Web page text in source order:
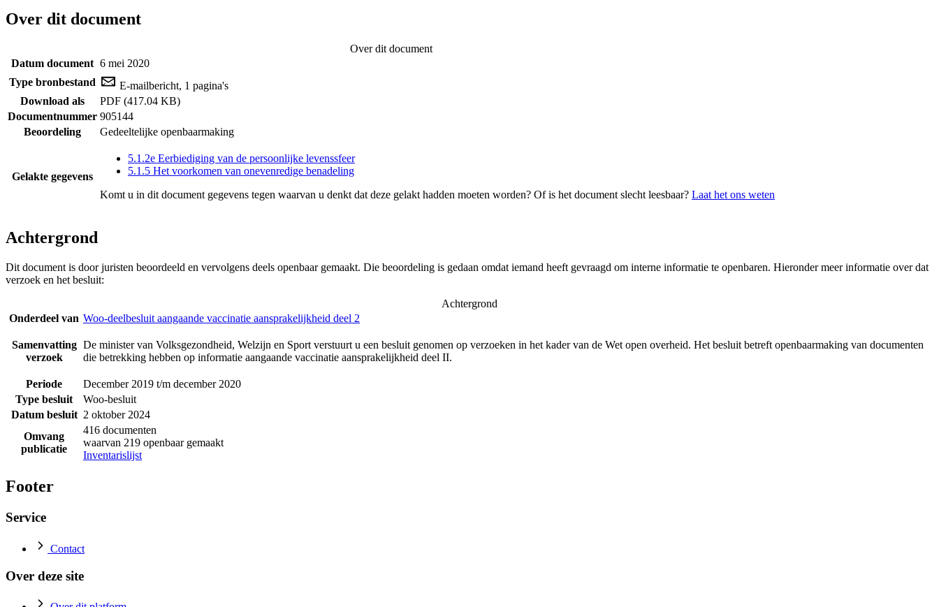
Over dit document
Over dit document
Datum document 6 mei 2020
Type bronbestand
E-mailbericht, 1 pagina's
Download als
PDF (417.04 KB)
Documentnummer 905144
Beoordeling
Gedeeltelijke openbaarmaking
Gelakte gegevens
5.1.2e Eerbiediging van de persoonlijke levenssfeer
5.1.5 Het voorkomen van onevenredige benadeling
Komt u in dit document gegevens tegen waarvan u denkt dat deze gelakt hadden moeten worden? Of is het document slecht leesbaar? Laat het ons weten
Achtergrond
Dit document is door juristen beoordeeld en vervolgens deels openbaar gemaakt. Die beoordeling is gedaan omdat iemand heeft gevraagd om interne informatie te openbaren. Hieronder meer informatie over dat
verzoek en het besluit:
Achtergrond
Onderdeel van Woo-deelbesluit aangaande vaccinatie aansprakelijkheid deel 2
Samenvatting
verzoek
De minister van Volksgezondheid, Welzijn en Sport verstuurt u een besluit genomen op verzoeken in het kader van de Wet open overheid. Het besluit betreft openbaarmaking van documenten
die betrekking hebben op informatie aangaande vaccinatie aansprakelijkheid deel II.
Periode
December 2019 t/m december 2020
Type besluit
Woo-besluit
Datum besluit 2 oktober 2024
Omvang
publicatie
416 documenten
waarvan 219 openbaar gemaakt
Inventarislijst
Footer
Service
Contact
Over deze site